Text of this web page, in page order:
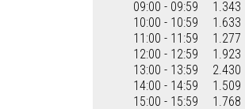
09:00 - 09:59
1.343
10:00 - 10:59
1.633
11:00 - 11:59
1.277
12:00 - 12:59
1.923
13:00 - 13:59
2.430
14:00 - 14:59
1.509
15:00 - 15:59
1.768